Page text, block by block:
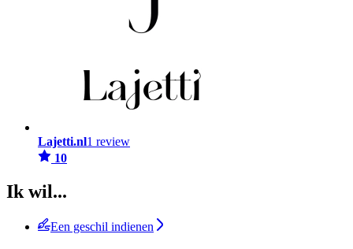
Lajetti.nl1 review
10
Ik wil...
Een geschil indienen